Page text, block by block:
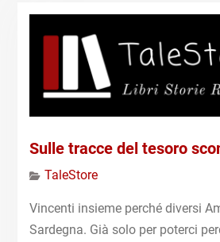
Sulle tracce del tesoro
TaleStore
Vincenti insieme perché diversi
Sardegna. Già solo per poterci